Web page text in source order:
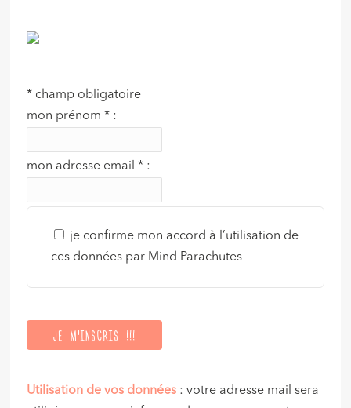
* champ obligatoire
mon prénom* :
mon adresse email* :
je confirme mon accord à l’utilisation de
ces données par Mind Parachutes
Utilisation de vos données : votre adresse mail sera